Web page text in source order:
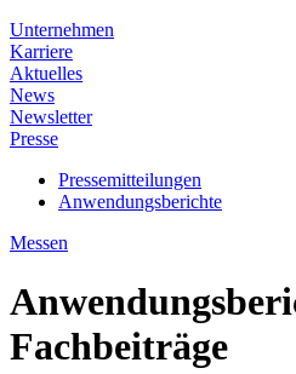
Unternehmen
Karriere
Aktuelles
News
Newsletter
Presse
Pressemitteilungen
Anwendungsberichte
Messen
Fachbeiträge